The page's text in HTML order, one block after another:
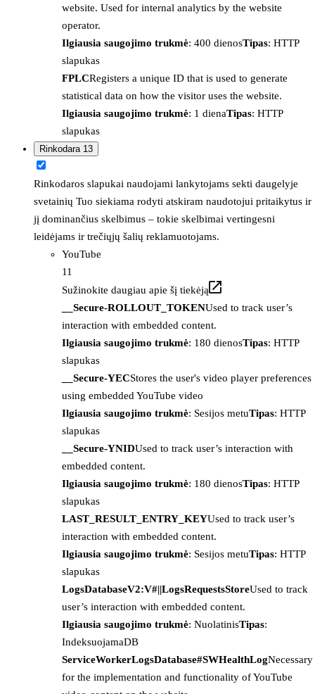
website. Used for internal analytics by the website
operator.
Ilgiausia saugojimo trukmė: 400 dienosTipas: HTTP
slapukas
FPLCRegisters a unique ID that is used to generate
statistical data on how the visitor uses the website.
Ilgiausia saugojimo trukmė: 1 dienaTipas: HTTP
slapukas
Rinkodara 13
Rinkodaros slapukai naudojami lankytojams sekti daugelyje
svetainių Tuo siekiama rodyti atskiram naudotojui pritaikytus ir
jį dominančius skelbimus – tokie skelbimai vertingesni
leidėjams ir trečiųjų šalių reklamuotojams.
YouTube
11
Sužinokite daugiau apie šį tiekėją
__Secure-ROLLOUT_TOKENUsed to track user’s
interaction with embedded content.
Ilgiausia saugojimo trukmė: 180 dienosTipas: HTTP
slapukas
__Secure-YECStores the user's video player preferences
using embedded YouTube video
Ilgiausia saugojimo trukmė: Sesijos metuTipas: HTTP
slapukas
__Secure-YNIDUsed to track user’s interaction with
embedded content.
Ilgiausia saugojimo trukmė: 180 dienosTipas: HTTP
slapukas
LAST_RESULT_ENTRY_KEYUsed to track user’s
interaction with embedded content.
Ilgiausia saugojimo trukmė: Sesijos metuTipas: HTTP
slapukas
LogsDatabaseV2:V#||LogsRequestsStoreUsed to track
user’s interaction with embedded content.
Ilgiausia saugojimo trukmė: NuolatinisTipas:
IndeksuojamaDB
ServiceWorkerLogsDatabase#SWHealthLogNecessary
for the implementation and functionality of YouTube